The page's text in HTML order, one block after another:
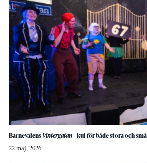
BarnevalensVintergatan– kul för både stora och små
22 maj, 2026